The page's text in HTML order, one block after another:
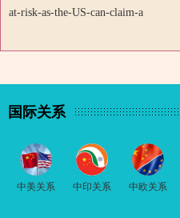
at-risk-as-the-US-can-claim-a
国际关系
中美关系 中印关系 中欧关系